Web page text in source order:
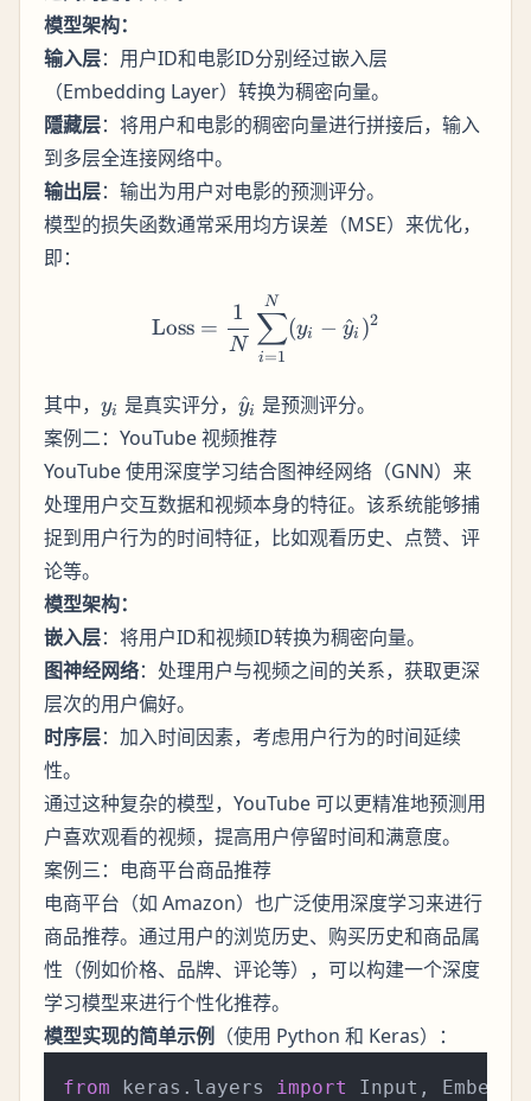
模型架构：
输入层：用户ID和电影ID分别经过嵌入层
（Embedding Layer）转换为稠密向量。
隱藏层：将用户和电影的稠密向量进行拼接后，输入
到多层全连接网络中。
输出层：输出为用户对电影的预测评分。
模型的损失函数通常采用均方误差（MSE）来优化，
即：
\text{Loss} =
Loss =
N
1
i=1
∑
N
(yi − y
^i )2
其中， y_i
yi 是真实评分， \hat{y}_i
y
^i
是预测评分。
案例二：YouTube 视频推荐
YouTube 使用深度学习结合图神经网络（GNN）来
处理用户交互数据和视频本身的特征。该系统能够捕
捉到用户行为的时间特征，比如观看历史、点赞、评
论等。
模型架构：
嵌入层：将用户ID和视频ID转换为稠密向量。
图神经网络：处理用户与视频之间的关系，获取更深
层次的用户偏好。
时序层：加入时间因素，考虑用户行为的时间延续
性。
通过这种复杂的模型，YouTube 可以更精准地预测用
户喜欢观看的视频，提高用户停留时间和满意度。
案例三：电商平台商品推荐
电商平台（如 Amazon）也广泛使用深度学习来进行
商品推荐。通过用户的浏览历史、购买历史和商品属
性（例如价格、品牌、评论等），可以构建一个深度
学习模型来进行个性化推荐。
模型实现的简单示例
（使用 Python 和 Keras）：
from keras.layers import